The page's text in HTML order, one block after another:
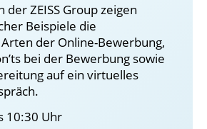
ZEISS Group zeigen
Beispiele die
der Online-Bewerbung,
bei der Bewerbung sowie
auf ein virtuelles
10:30 Uhr